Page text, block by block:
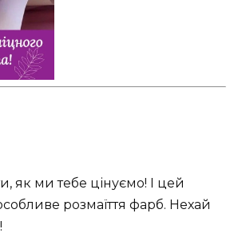
як ми тебе цінуємо! І цей
розмаїття фарб. Нехай